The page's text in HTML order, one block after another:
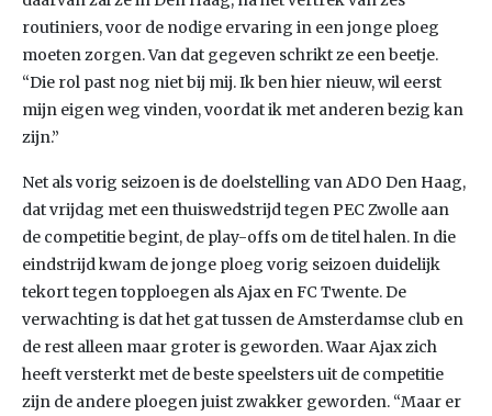
routiniers, voor de nodige ervaring in een jonge ploeg
moeten zorgen. Van dat gegeven schrikt ze een beetje.
“Die rol past nog niet bij mij. Ik ben hier nieuw, wil eerst
mijn eigen weg vinden, voordat ik met anderen bezig kan
zijn.”
Net als vorig seizoen is de doelstelling van ADO Den Haag,
dat vrijdag met een thuiswedstrijd tegen PEC Zwolle aan
de competitie begint, de play-offs om de titel halen. In die
eindstrijd kwam de jonge ploeg vorig seizoen duidelijk
tekort tegen topploegen als Ajax en FC Twente. De
verwachting is dat het gat tussen de Amsterdamse club en
de rest alleen maar groter is geworden. Waar Ajax zich
heeft versterkt met de beste speelsters uit de competitie
zijn de andere ploegen juist zwakker geworden. “Maar er